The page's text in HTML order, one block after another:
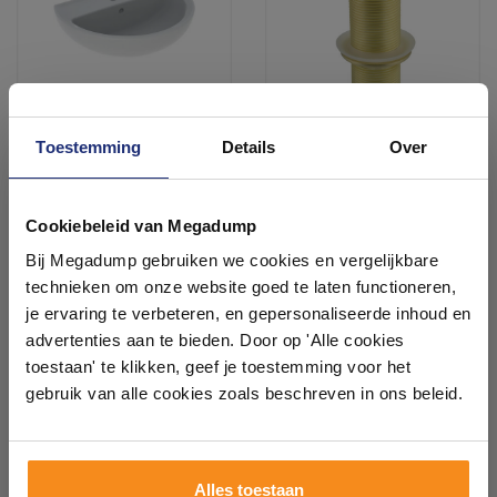
Toestemming Details Over
Cookiebeleid van Megadump
Bij Megadump gebruiken we cookies en vergelijkbare
technieken om onze website goed te laten functioneren,
je ervaring te verbeteren, en gepersonaliseerde inhoud en
advertenties aan te bieden. Door op 'Alle cookies
toestaan' te klikken, geef je toestemming voor het
gebruik van alle cookies zoals beschreven in ons beleid.
Alles toestaan
Wastafel Geberit Bastia
volgende (werk)dag in huis
51,29
42,39
Meer info
Clickwaste Best Design
51,54
42,60
Meer info
badkamers in onze 1000 m²
showroom
Laat je inspireren door 21 volledig ingerichte
badkameropstellingen – van compact tot luxe. Onze
ervaren adviseurs helpen je persoonlijk, en je vindt
tegels & sanitair direct uit voorraad. Gratis parkeren
op eigen terrein.